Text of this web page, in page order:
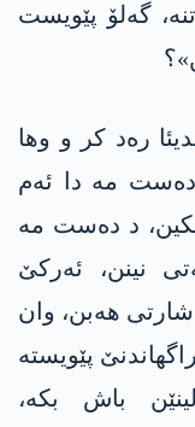
گەلۆ پێویست
رەد کر و وھا
دەست مە دا ئەم
د دەست مە
نینن، ئەرکێ
ھەبن، وان
پێویستە
باش بکە،